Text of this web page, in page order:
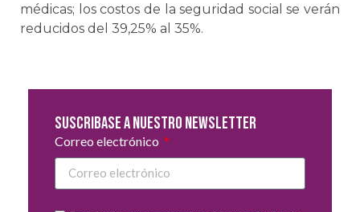
médicas; los costos de la seguridad social se verán
reducidos del 39,25% al 35%.
Suscribase a nuestro newsletter
Correo electrónico